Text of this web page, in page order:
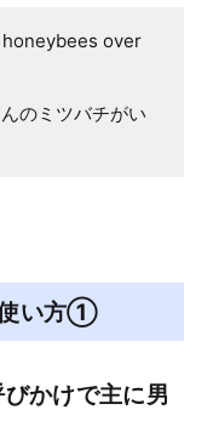
over
のミツバチがい
使い方①
かけで主に男